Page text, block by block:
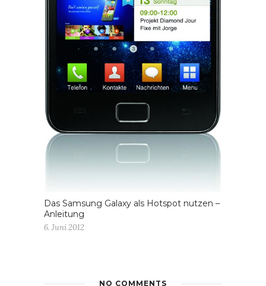
Das Samsung Galaxy als Hotspot nutzen –
Anleitung
6. Juni 2012
NO COMMENTS